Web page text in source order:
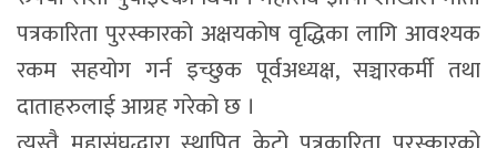
पत्रकारिता पुरस्कारको अक्षयकोष वृद्धिका लागि आवश्यक
रकम सहयोग गर्न इच्छुक पूर्वअध्यक्ष, सञ्चारकर्मी तथा
दाताहरुलाई आग्रह गरेको छ ।